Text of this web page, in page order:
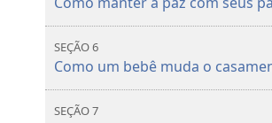
SEÇÃO 6
Como um bebê muda o
SEÇÃO 7